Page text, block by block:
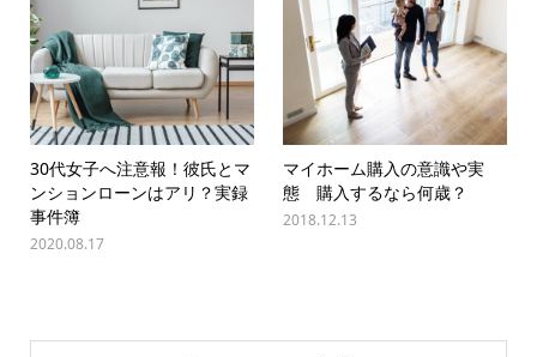
30代女子へ注意報！彼氏とマ
ンションローンはアリ？実録
事件簿
2020.08.17
マイホーム購入の意識や実
態 購入するなら何歳？
2018.12.13